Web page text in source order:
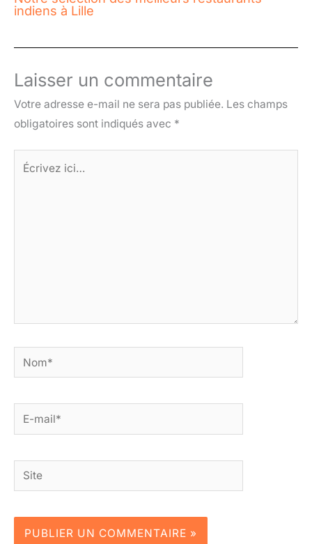
indiens à Lille
Laisser un commentaire
Votre adresse e-mail ne sera pas publiée. Les champs
obligatoires sont indiqués avec *
Écrivez
Nom*
E-
mail*
Site